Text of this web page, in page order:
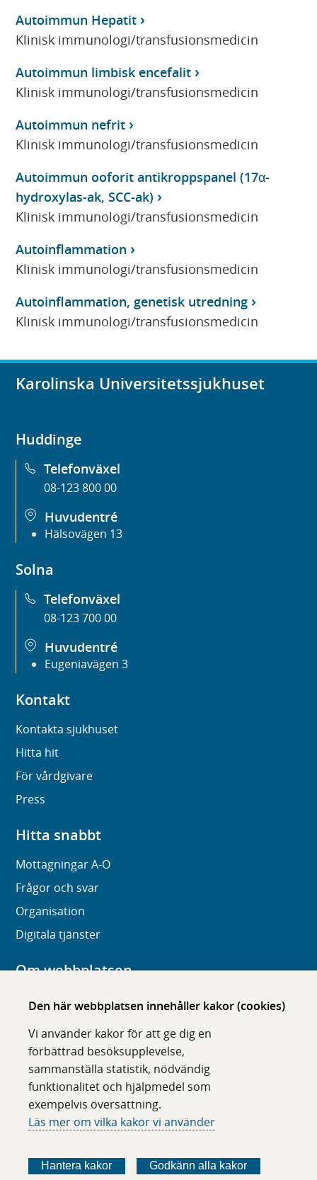
Den här webbplatsen innehåller kakor (cookies)
Vi använder kakor för att ge dig en
förbättrad besöksupplevelse,
sammanställa statistik, nödvändig
funktionalitet och hjälpmedel som
exempelvis översättning.
Läs mer om vilka kakor vi använder
Hantera kakor Godkänn alla kakor
Autoimmun Hepatit
Klinisk immunologi/transfusionsmedicin
Autoimmun limbisk encefalit
Klinisk immunologi/transfusionsmedicin
Autoimmun nefrit
Klinisk immunologi/transfusionsmedicin
Autoimmun ooforit antikroppspanel (17α-
hydroxylas-ak, SCC-ak)
Klinisk immunologi/transfusionsmedicin
Autoinflammation
Klinisk immunologi/transfusionsmedicin
Autoinflammation, genetisk utredning
Klinisk immunologi/transfusionsmedicin
Karolinska Universitetssjukhuset
Huddinge
Telefonväxel
08-123 800 00
Huvudentré
Hälsovägen 13
Solna
Telefonväxel
08-123 700 00
Huvudentré
Eugeniavägen 3
Kontakt
Kontakta sjukhuset
Hitta hit
För vårdgivare
Press
Hitta snabbt
Mottagningar A-Ö
Frågor och svar
Organisation
Digitala tjänster
Om webbplatsen
Om karolinska.se
Tillgänglighet
Om cookies
Följ oss i sociala medier
ö
l
ö
l
ö
l